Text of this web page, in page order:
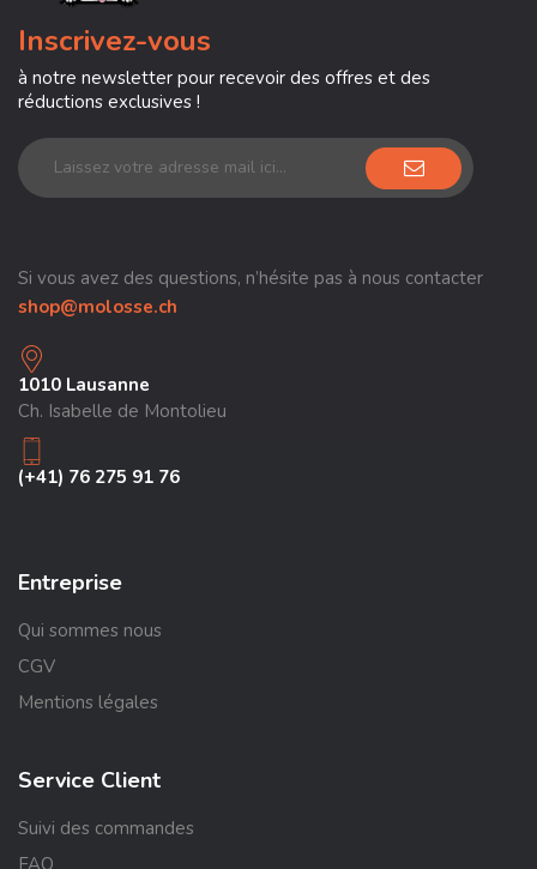
Inscrivez-vous
à notre newsletter pour recevoir des offres et des
réductions exclusives !
Si vous avez des questions, n’hésite pas à nous contacter
shop@molosse.ch
1010 Lausanne
Ch. Isabelle de Montolieu
(+41) 76 275 91 76
Entreprise
Qui sommes nous
CGV
Mentions légales
Service Client
Suivi des commandes